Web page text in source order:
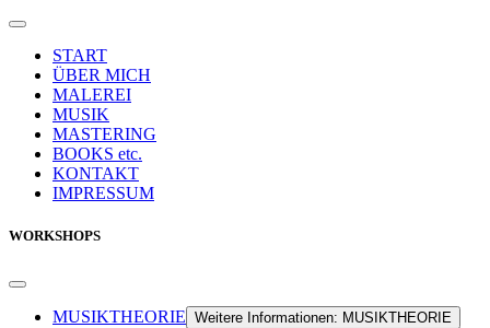
START
ÜBER MICH
MALEREI
MUSIK
MASTERING
BOOKS etc.
KONTAKT
IMPRESSUM
WORKSHOPS
MUSIKTHEORIE Weitere Informationen: MUSIKTHEORIE